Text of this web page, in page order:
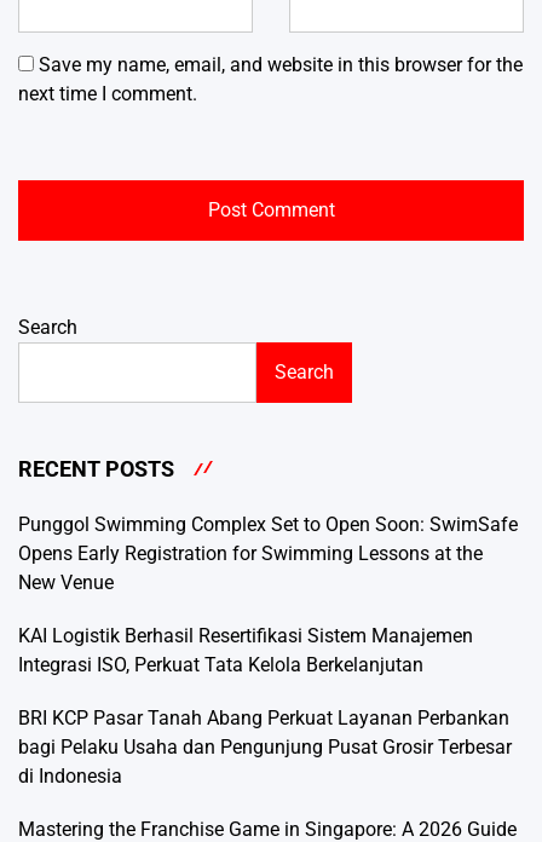
Save my name, email, and website in this browser for the
next time I comment.
Search
Search
RECENT POSTS
Punggol Swimming Complex Set to Open Soon: SwimSafe
Opens Early Registration for Swimming Lessons at the
New Venue
KAI Logistik Berhasil Resertifikasi Sistem Manajemen
Integrasi ISO, Perkuat Tata Kelola Berkelanjutan
BRI KCP Pasar Tanah Abang Perkuat Layanan Perbankan
bagi Pelaku Usaha dan Pengunjung Pusat Grosir Terbesar
di Indonesia
Mastering the Franchise Game in Singapore: A 2026 Guide